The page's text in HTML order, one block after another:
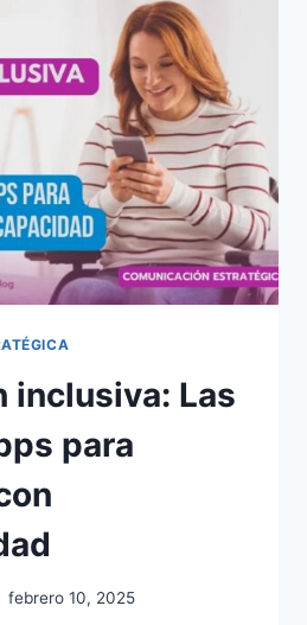
inclusiva: Las
para
febrero 10, 2025